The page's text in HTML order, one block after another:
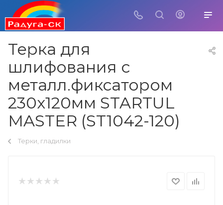
Терка для
шлифования с
металл.фиксатором
230х120мм STARTUL
MASTER (ST1042-120)
Терки, гладилки